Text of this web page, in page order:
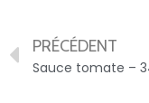
PRÉCÉDENT